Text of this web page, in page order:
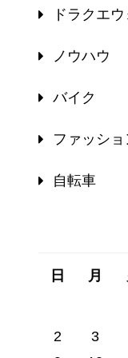
ドラクエ
ノウハウ
バイク
ファッショ
自転車
日 月
2
3